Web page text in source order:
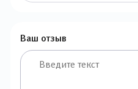
Ваш отзыв